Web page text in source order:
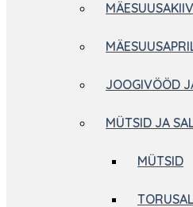
JOOGIVÖÖD
MÜTSID JA
MÜTSID